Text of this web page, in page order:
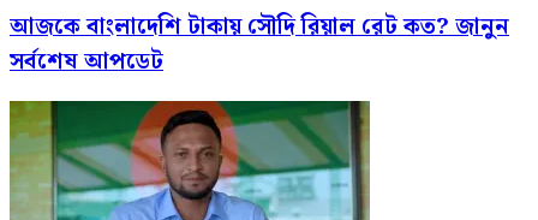
আজকে বাংলাদেশি টাকায় সৌদি রিয়াল রেট কত? জানুন
সর্বশেষ আপডেট